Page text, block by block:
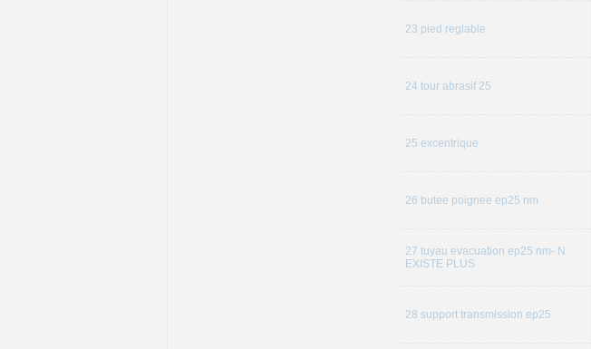
23 pied reglable
24 tour abrasif 25
25 excentrique
26 butee poignee ep25 nm
27 tuyau evacuation ep25 nm- N
EXISTE PLUS
28 support transmission ep25